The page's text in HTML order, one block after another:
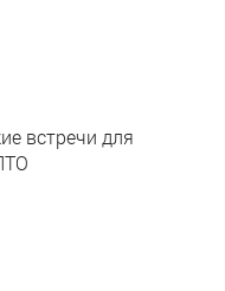
встречи для